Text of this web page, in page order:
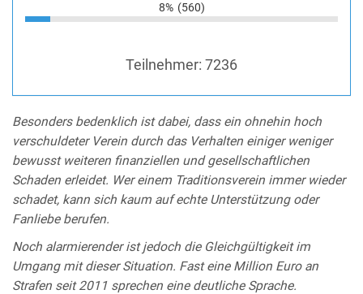
8% (560)
Teilnehmer: 7236
Besonders bedenklich ist dabei, dass ein ohnehin hoch
verschuldeter Verein durch das Verhalten einiger weniger
bewusst weiteren finanziellen und gesellschaftlichen
Schaden erleidet. Wer einem Traditionsverein immer wieder
schadet, kann sich kaum auf echte Unterstützung oder
Fanliebe berufen.
Noch alarmierender ist jedoch die Gleichgültigkeit im
Umgang mit dieser Situation. Fast eine Million Euro an
Strafen seit 2011 sprechen eine deutliche Sprache.